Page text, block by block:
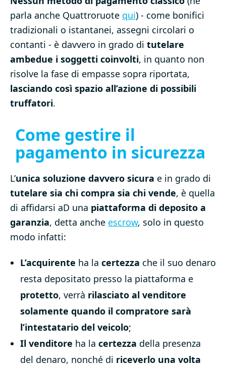
parla anche Quattroruote qui) - come bonifici
tradizionali o istantanei, assegni circolari o
contanti - è davvero in grado di tutelare
ambedue i soggetti coinvolti, in quanto non
risolve la fase di empasse sopra riportata,
lasciando così spazio all’azione di possibili
truffatori.
Come gestire il
pagamento in sicurezza
L’unica soluzione davvero sicura e in grado di
tutelare sia chi compra sia chi vende, è quella
di affidarsi aD una piattaforma di deposito a
garanzia, detta anche escrow, solo in questo
modo infatti:
L’acquirente ha la certezza che il suo denaro
resta depositato presso la piattaforma e
protetto, verrà rilasciato al venditore
solamente quando il compratore sarà
l’intestatario del veicolo;
Il venditore ha la certezza della presenza
del denaro, nonché di riceverlo una volta